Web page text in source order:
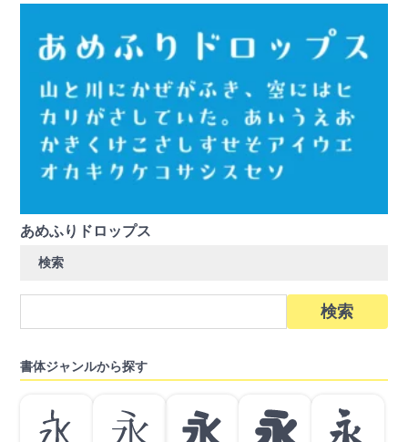
あめふりドロップス
検索
書体ジャンルから探す